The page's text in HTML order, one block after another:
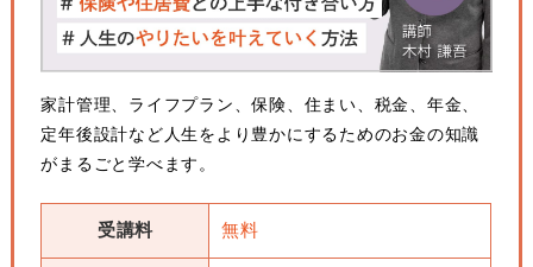
家計管理、ライフプラン、保険、住まい、税金、年金、
定年後設計など人生をより豊かにするためのお金の知識
がまるごと学べます。
受講料 無料